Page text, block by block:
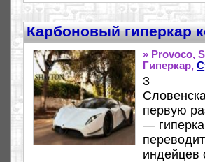
Карбоновый гиперкар
» Provoco,
Гиперкар,
3
первую
—
индейцев